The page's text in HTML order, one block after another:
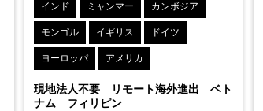
インド ミャンマー カンボジア
モンゴル イギリス ドイツ
ヨーロッパ アメリカ
現地法人不要 リモート海外進出 ベト
ナム フィリピン